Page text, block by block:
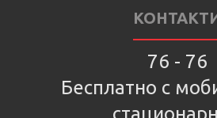
76 - 76
Бесплатно с